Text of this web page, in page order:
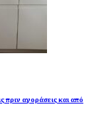
αγοράσεις και από